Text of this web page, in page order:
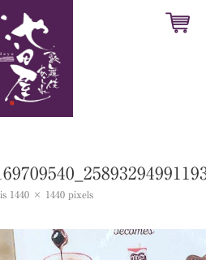
1440 × 1440 pixels